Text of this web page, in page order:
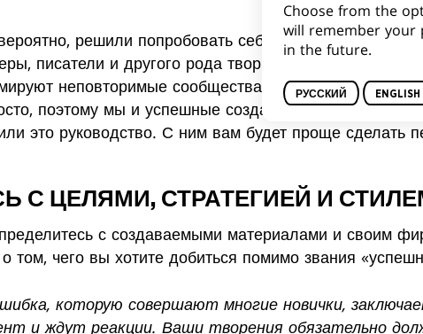
решили попробовать себя в создании
писатели и другого рода творцы Magic не только
неповторимые сообщества с упором на
поэтому мы и успешные создатели материалов,
это руководство. С ним вам будет проще сделать
С ЦЕЛЯМИ, СТРАТЕГИЕЙ И
с создаваемыми материалами и своим
том, чего вы хотите добиться помимо звания
которую совершают многие новички,
и ждут реакции. Ваши творения обязательно
Choose from the
will remember your
in the future.
РУССКИЙ ENGLISH